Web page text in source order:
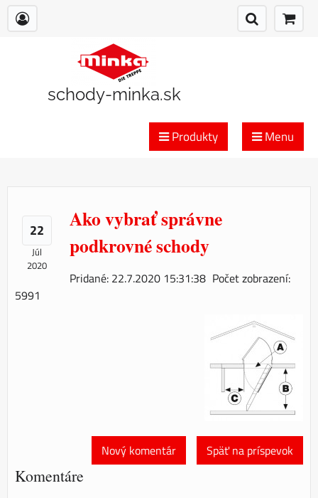
schody-minka.sk
Produkty Menu
22
Júl
2020
Ako vybrať správne
podkrovné schody
Pridané: 22.7.2020 15:31:38 Počet zobrazení:
5991
Späť na príspevok
Nový komentár
Komentáre